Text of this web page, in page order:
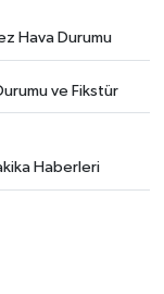
Hava Durumu
ve Fikstür
Haberleri